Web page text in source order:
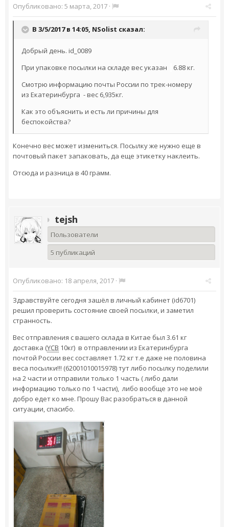
Опубликовано: 5 марта, 2017 ·
В 3/5/2017 в 14:05, NSolist сказал:
Добрый день. id_0089
При упаковке посылки на складе вес указан
6.88 кг.
Смотрю информацию почты России по трек-номеру
из Екатеринбурга - вес 6,935кг.
Как это объяснить и есть ли причины для
беспокойства?
Конечно вес может измениться. Посылку же нужно еще в
почтовый пакет запаковать, да еще этикетку наклеить.
Отсюда и разница в 40 грамм.
tejsh
Пользователи
5 публикаций
Опубликовано: 18 апреля, 2017 ·
Здравствуйте сегодня зашёл в личный кабинет (id6701)
решил проверить состояние своей посылки, и заметил
странность.
Вес отправления с вашего склада в Китае был 3.61 кг
доставка (YCB 10кг) в отправлении из Екатеринбурга
почтой России вес составляет 1.72 кг т.е даже не половина
веса посылки!!! (62001010015978) тут либо посылку поделили
на 2 части и отправили только 1 часть ( либо дали
информацию только по 1 части), либо вообще это не моё
добро едет ко мне. Прошу Вас разобраться в данной
ситуации, спасибо.